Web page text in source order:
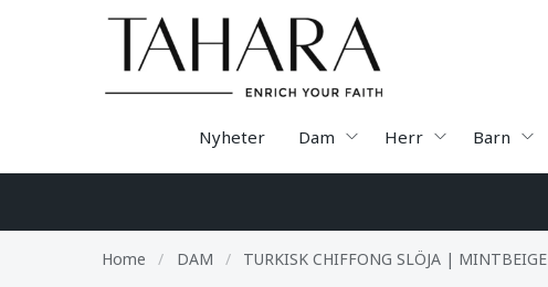
Nyheter Dam Herr Barn
Home / DAM / TURKISK CHIFFONG SLÖJA | MINTBEIGE